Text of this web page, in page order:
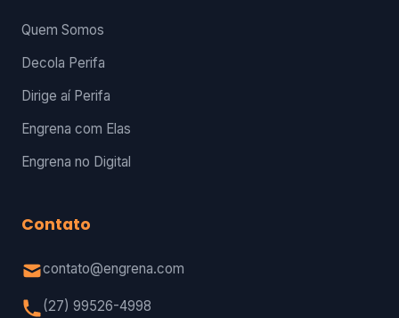
Quem Somos
Decola Perifa
Dirige aí Perifa
Engrena com Elas
Engrena no Digital
Contato
contato@engrena.com
(27) 99526-4998